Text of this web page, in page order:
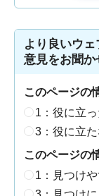
より良いウ
意見をお聞か
このページの
1：役に立っ
3：役に立
このページの
1：見つけ